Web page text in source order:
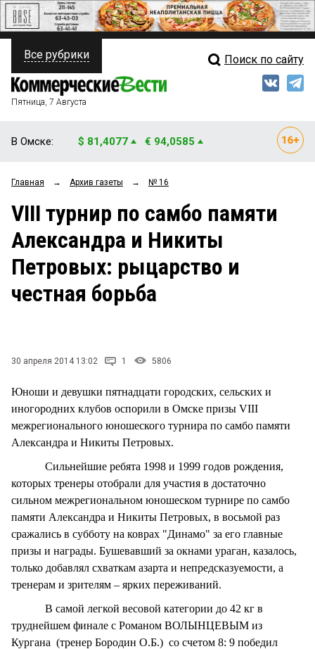
ПОЛИТИКА
ФИНАНСЫ
ОБЩЕСТВО
ЗАКОН
НОВОСТИ КОМПАНИЙ
ПРОИСШЕСТВИЯ
Свежий выпуск
Рейтинги
Блоги
Архив
Все рубрики Поиск по сайту
Пятница, 7 Августа
В Омске: $ 81,4077 € 94,0585
Главная → Архив газеты → № 16
VIII турнир по самбо памяти
Александра и Никиты
Петровых: рыцарство и
честная борьба
30 апреля 2014 13:02 1 5806
Юноши и девушки пятнадцати городских, сельских и
иногородних клубов оспорили в Омске призы VIII
межрегионального юношеского турнира по самбо памяти
Александра и Никиты Петровых.
Сильнейшие ребята 1998 и 1999 годов рождения,
которых тренеры отобрали для участия в достаточно
сильном межрегиональном юношеском турнире по самбо
памяти Александра и Никиты Петровых, в восьмой раз
сражались в субботу на коврах "Динамо" за его главные
призы и награды. Бушевавший за окнами ураган, казалось,
только добавлял схваткам азарта и непредсказуемости, а
тренерам и зрителям – ярких переживаний.
В самой легкой весовой категории до 42 кг в
труднейшем финале с Романом ВОЛЫНЦЕВЫМ из
Кургана (тренер Бородин О.Б.) со счетом 8: 9 победил